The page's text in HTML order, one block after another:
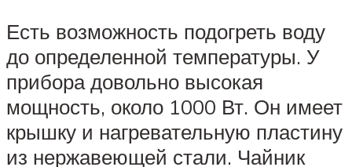
Есть возможность подогреть воду
до определенной температуры. У
прибора довольно высокая
мощность, около 1000 Вт. Он имеет
крышку и нагревательную пластину
из нержавеющей стали. Чайник